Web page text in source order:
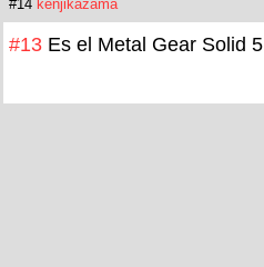
#14 kenjikazama
#13 Es el Metal Gear Solid 5